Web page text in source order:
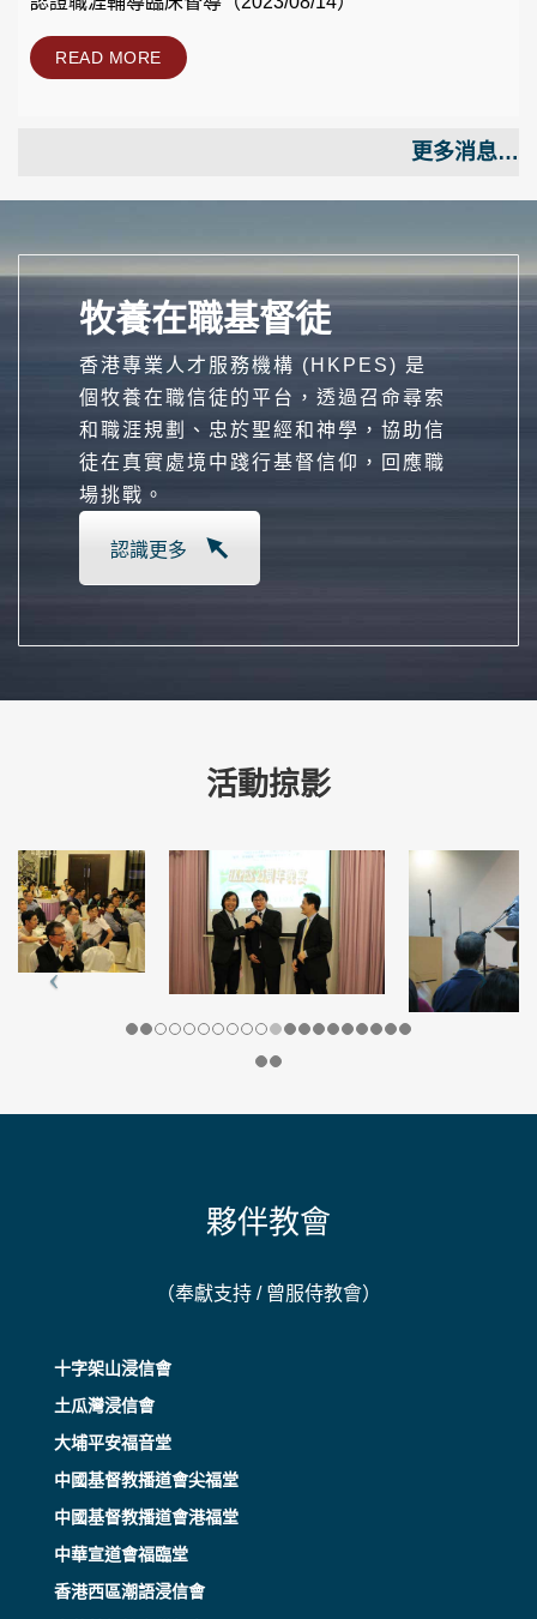
READ MORE
更多消息…
牧養在職基督徒
香港專業人才服務機構 (HKPES) 是
個牧養在職信徒的平台，透過召命尋索
和職涯規劃、忠於聖經和神學，協助信
徒在真實處境中踐行基督信仰，回應職
場挑戰。
認識更多
活動掠影
夥伴教會
（奉獻支持 / 曾服侍教會）
十字架山浸信會
土瓜灣浸信會
大埔平安福音堂
中國基督教播道會尖福堂
中國基督教播道會港福堂
中華宣道會福臨堂
香港西區潮語浸信會